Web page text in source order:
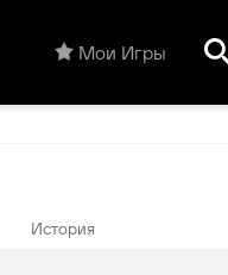
Мои Игры
История